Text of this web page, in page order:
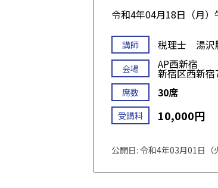
令和4年04月18日（月）
講師 税理士 湯
会場 AP西新宿
新宿区西新
席数 30席
受講料 10,000円
公開日: 令和4年03月01日